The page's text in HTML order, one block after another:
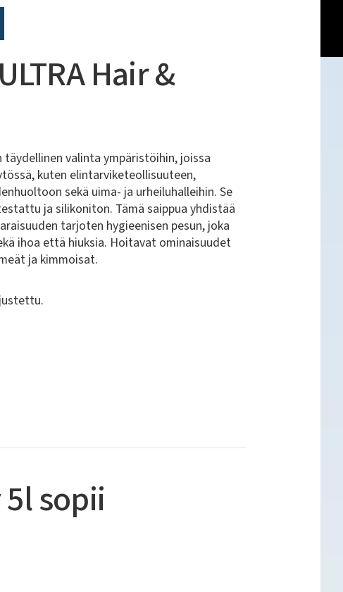
Hair &
täydellinen valinta ympäristöihin, joissa
kuten elintarviketeollisuuteen,
sekä uima- ja urheiluhalleihin. Se
ja silikoniton. Tämä saippua yhdistää
tarjoten hygieenisen pesun, joka
ihoa että hiuksia. Hoitavat ominaisuudet
ja kimmoisat.
5l sopii